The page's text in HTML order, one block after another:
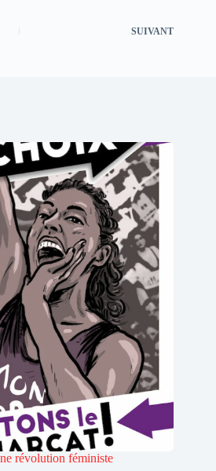
SUIVANT
révolution féministe